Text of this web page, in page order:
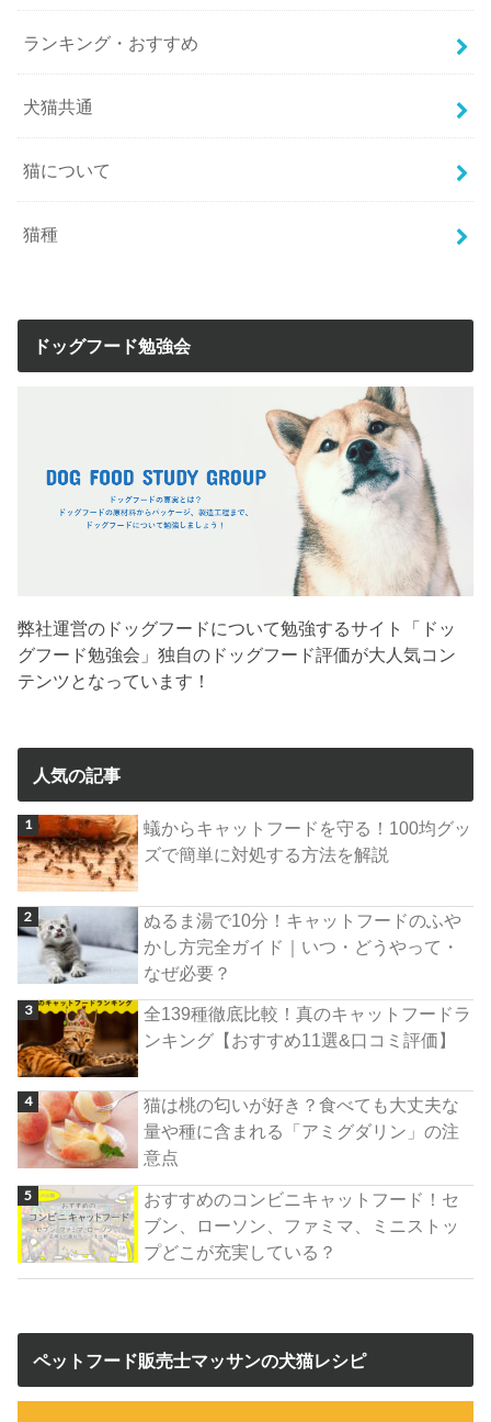
ランキング・おすすめ
犬猫共通
猫について
猫種
ドッグフード勉強会
弊社運営のドッグフードについて勉強するサイト「ドッ
グフード勉強会」独自のドッグフード評価が大人気コン
テンツとなっています！
人気の記事
蟻からキャットフードを守る！100均グッ
ズで簡単に対処する方法を解説
ぬるま湯で10分！キャットフードのふや
かし方完全ガイド｜いつ・どうやって・
なぜ必要？
全139種徹底比較！真のキャットフードラ
ンキング【おすすめ11選&口コミ評価】
猫は桃の匂いが好き？食べても大丈夫な
量や種に含まれる「アミグダリン」の注
意点
おすすめのコンビニキャットフード！セ
ブン、ローソン、ファミマ、ミニストッ
プどこが充実している？
ペットフード販売士マッサンの犬猫レシピ